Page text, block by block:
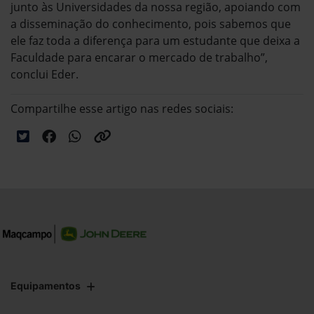
junto às Universidades da nossa região, apoiando com
a disseminação do conhecimento, pois sabemos que
ele faz toda a diferença para um estudante que deixa a
Faculdade para encarar o mercado de trabalho”,
conclui Eder.
Compartilhe esse artigo nas redes sociais:
Equipamentos